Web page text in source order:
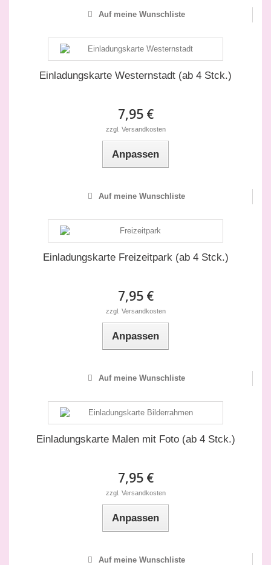
Auf meine Wunschliste
Einladungskarte Westernstadt (ab 4 Stck.)
7,95 €
zzgl. Versandkosten
Anpassen
Auf meine Wunschliste
Einladungskarte Freizeitpark (ab 4 Stck.)
7,95 €
zzgl. Versandkosten
Anpassen
Auf meine Wunschliste
Einladungskarte Malen mit Foto (ab 4 Stck.)
7,95 €
zzgl. Versandkosten
Anpassen
Auf meine Wunschliste